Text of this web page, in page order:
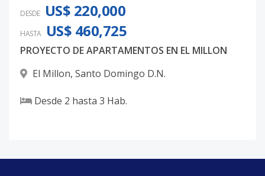
DESDE US$ 220,000
HASTA US$ 460,725
PROYECTO DE APARTAMENTOS EN EL MILLON
El Millon, Santo Domingo D.N.
Desde 2 hasta 3 Hab.